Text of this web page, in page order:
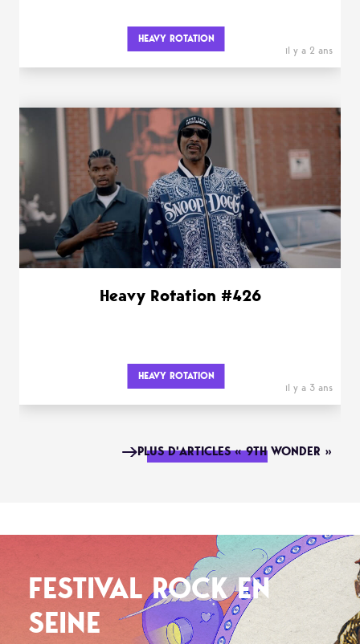
HEAVY ROTATION
il y a 2 ans
Heavy Rotation #426
HEAVY ROTATION
il y a 3 ans
PLUS D'ARTICLES « 9TH WONDER »
FESTIVAL ROCK EN
SEINE